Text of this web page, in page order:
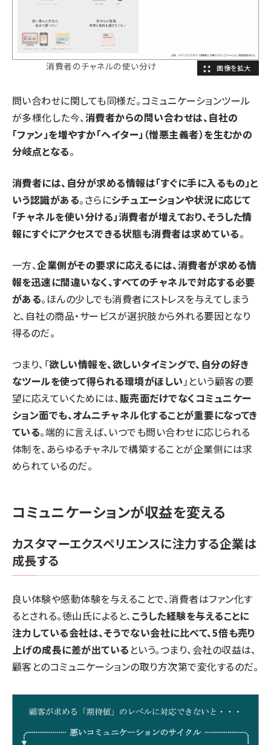
消費者のチャネルの使い分け
問い合わせに関しても同様だ。コミュニケーションツール
が多様化した今、消費者からの問い合わせは、自社の
「ファン」を増やすか「ヘイター」（憎悪主義者）を生むかの
分岐点となる。
消費者には、自分が求める情報は「すぐに手に入るもの」と
いう認識がある。さらにシチュエーションや状況に応じて
「チャネルを使い分ける」消費者が増えており、そうした情
報にすぐにアクセスできる状態も消費者は求めている。
一方、企業側がその要求に応えるには、消費者が求める情
報を迅速に間違いなく、すべてのチャネルで対応する必要
がある。ほんの少しでも消費者にストレスを与えてしまう
と、自社の商品・サービスが選択肢から外れる要因となり
得るのだ。
つまり、「欲しい情報を、欲しいタイミングで、自分の好き
なツールを使って得られる環境がほしい」という顧客の要
望に応えていくためには、販売面だけでなくコミュニケー
ション面でも、オムニチャネル化することが重要になってき
ている。端的に言えば、いつでも問い合わせに応じられる
体制を、あらゆるチャネルで構築することが企業側には求
められているのだ。
コミュニケーションが収益を変える
カスタマーエクスペリエンスに注力する企業は
成長する
良い体験や感動体験を与えることで、消費者はファン化す
るとされる。徳山氏によると、こうした経験を与えることに
注力している会社は、そうでない会社に比べて、5倍も売り
上げの成長に差が出ている という。つまり、会社の収益は、
顧客とのコミュニケーションの取り方次第で変化するのだ。